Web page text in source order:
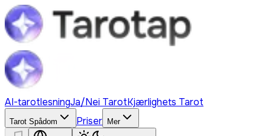
AI-tarotlesningJa/Nei TarotKjærlighets Tarot
Tarot Spådom Priser Mer